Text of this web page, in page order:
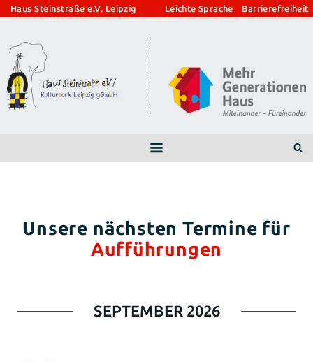
Zum
springen
Haus Steinstraße e.V. Leipzig Leichte Sprache Barrierefreiheit
Aufführungen
SEPTEMBER 2026